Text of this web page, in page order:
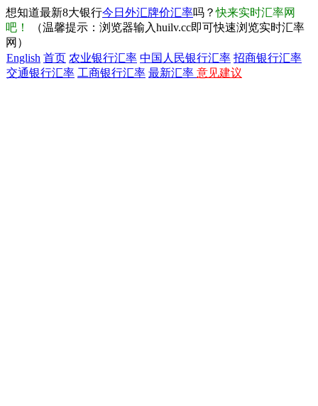
想知道最新8大银行今日外汇牌价汇率吗？快来实时汇率网
吧！
（温馨提示：浏览器输入huilv.cc即可快速浏览实时汇率
网）
English 首页 农业银行汇率 中国人民银行汇率 招商银行汇率
交通银行汇率 工商银行汇率 最新汇率 意见建议